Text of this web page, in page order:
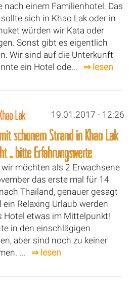
nach einem Familienhotel. Das
sich in Khao Lak oder in
würden wir Kata oder
Sonst gibt es eigentlich
Wir sind auf die Unterkunft
ein Hotel ode... ⇒ lesen
Lak 19.01.2017 - 12:26
schönem Strand in Khao Lak
... bitte Erfahrungswerte
wir möchten als 2 Erwachsene
das erste mal für 14
Thailand, genauer gesagt
ein Relaxing Urlaub werden
Hotel etwas im Mittelpunkt!
in den einschlägigen
aber sind noch zu keiner
... ⇒ lesen